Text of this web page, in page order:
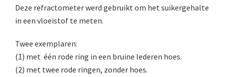
Meopta, ‘veld’microscoop (1965-1980)
‘Junior’ type, USSR (1970-1980)
AOC, samenklapbaar (ca. 1973)
Deze refractometer werd gebruikt om het suikergehalte
in een vloeistof te meten.
Twee exemplaren:
(1) met één rode ring in een bruine lederen hoes.
(2) met twee rode ringen, zonder hoes.